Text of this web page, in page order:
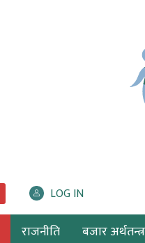
LOG IN
राजनीति बजार अर्थतन्त्र